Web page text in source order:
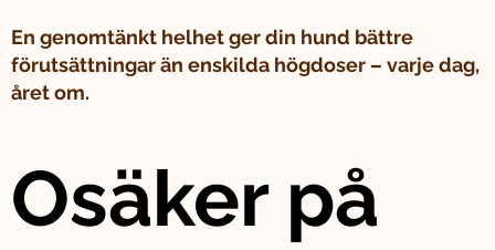
En genomtänkt helhet ger din hund bättre
förutsättningar än enskilda högdoser – varje dag,
året om.
Osäker på